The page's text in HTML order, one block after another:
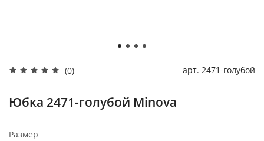
(0) арт. 2471-голубой
Юбка 2471-голубой Minova
Размер